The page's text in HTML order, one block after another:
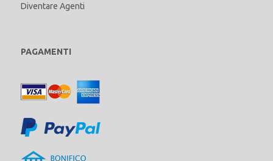
Diventare Agenti
PAGAMENTI